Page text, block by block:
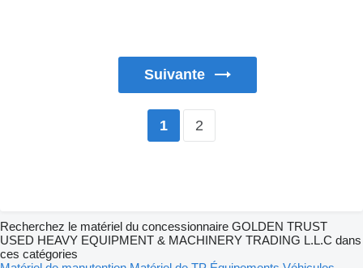
Suivante
1 2
Recherchez le matériel du concessionnaire GOLDEN TRUST
USED HEAVY EQUIPMENT & MACHINERY TRADING L.L.C dans
ces catégories